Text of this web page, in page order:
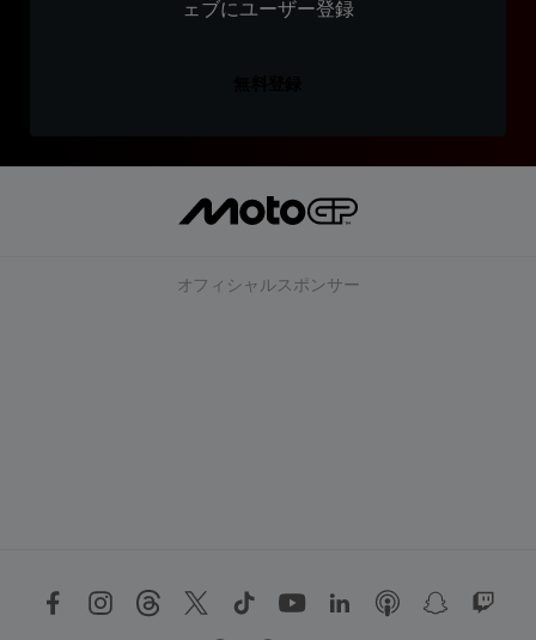
ェブにユーザー登録
オフィシャルスポンサー